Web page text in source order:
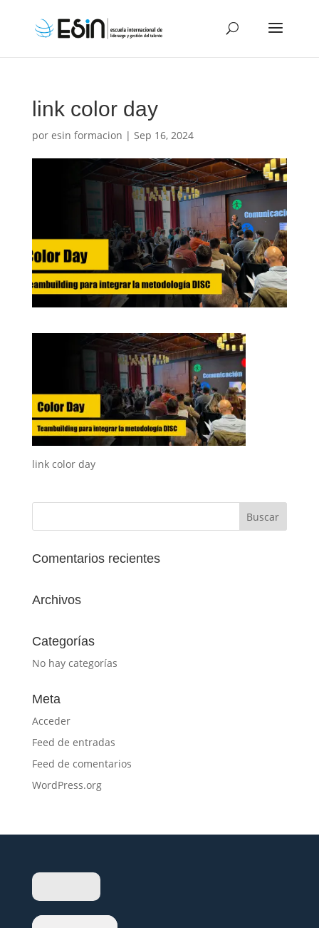
link color day
por esin formacion | Sep 16, 2024
link color day
Comentarios recientes
Archivos
Categorías
No hay categorías
Meta
Acceder
Feed de entradas
Feed de comentarios
WordPress.org